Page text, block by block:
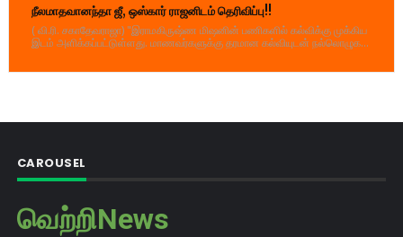
நீலமாதவானந்தா ஜீ, ஒஸ்கார் ராஜனிடம் தெரிவிப்பு!!
( வி.ரி. சகாதேவராஜா) "இராமகிருஷ்ண மிஷனின் பணிகளில் கல்விக்கு முக்கிய
இடம் அளிக்கப்பட்டுள்ளது. மாணவர்களுக்கு தரமான கல்வியுடன் நல்லொழுக...
CAROUSEL
வெற்றிNews